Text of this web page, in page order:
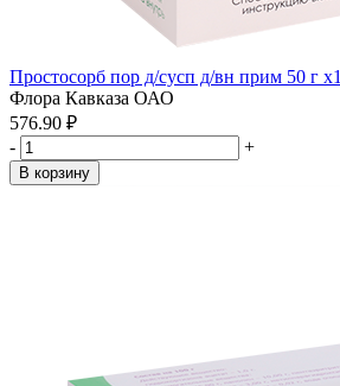
Простосорб пор д/сусп д/вн прим 50 г x1
Флора Кавказа ОАО
576.90 ₽
-
+
В корзину